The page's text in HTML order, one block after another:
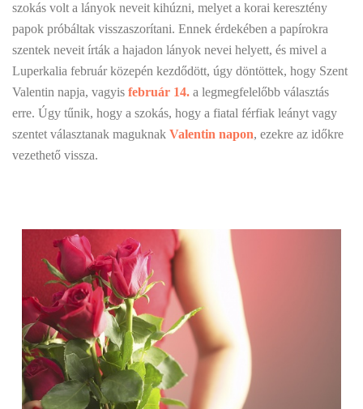
szokás volt a lányok neveit kihúzni, melyet a korai keresztény
papok próbáltak visszaszorítani. Ennek érdekében a papírokra
szentek neveit írták a hajadon lányok nevei helyett, és mivel a
Luperkalia február közepén kezdődött, úgy döntöttek, hogy Szent
Valentin napja, vagyis február 14. a legmegfelelőbb választás
erre. Úgy tűnik, hogy a szokás, hogy a fiatal férfiak leányt vagy
szentet választanak maguknak Valentin napon, ezekre az időkre
vezethető vissza.